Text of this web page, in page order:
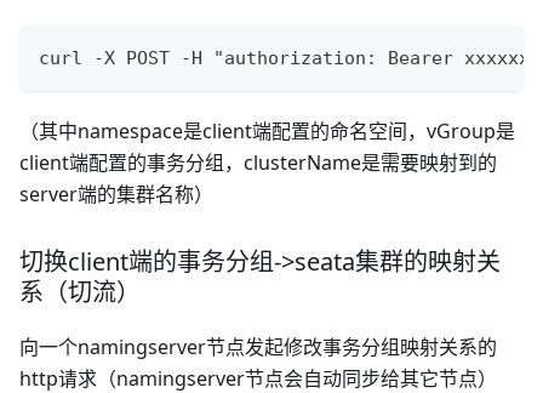
curl -X POST -H "authorization: Bearer xxxxxxx"
（其中namespace是client端配置的命名空间，vGroup是
client端配置的事务分组，clusterName是需要映射到的
server端的集群名称）
切换client端的事务分组->seata集群的映射关
系（切流）
向一个namingserver节点发起修改事务分组映射关系的
http请求（namingserver节点会自动同步给其它节点）